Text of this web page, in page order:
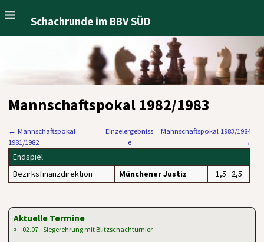
Schachrunde im BBV SÜD
Mannschaftspokal 1982/1983
← Mannschaftspokal
1981/1982
Mannschaftspokal 1983/1984
→
Einzelergebniss
e
Endspiel
Bezirksfinanzdirektion
Münchener Justiz 1,5 : 2,5
Aktuelle Termine
02.07.: Siegerehrung mit Blitzschachturnier